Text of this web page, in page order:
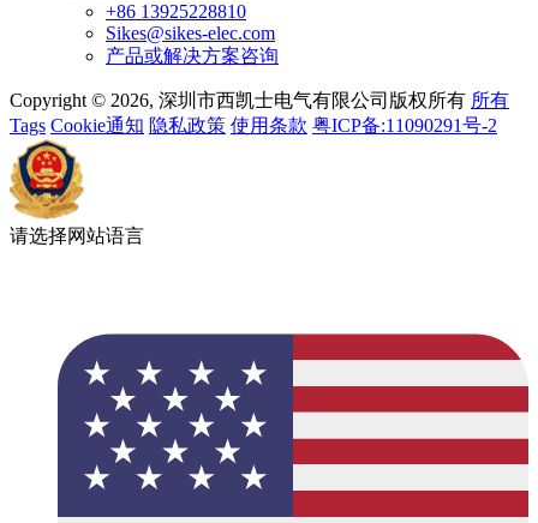
+86 13925228810
Sikes@sikes-elec.com
产品或解决方案咨询
Copyright © 2026, 深圳市西凯士电气有限公司版权所有 所有
Tags Cookie通知 隐私政策 使用条款 粤ICP备:11090291号-2
请选择网站语言